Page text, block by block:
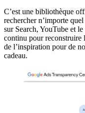
C’est une bibliothèque
rechercher n’importe
sur Search, YouTube et
continu pour reconstruire
de l’inspiration pour de
cadeau.